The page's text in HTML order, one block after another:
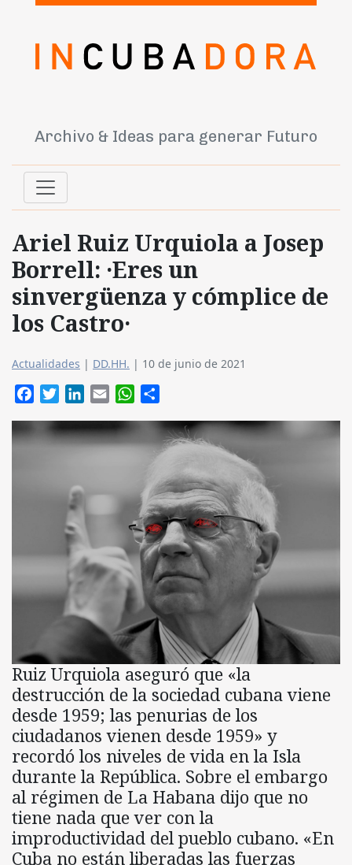
Archivo & Ideas para generar Futuro
Ariel Ruiz Urquiola a Josep
Borrell: ·Eres un
sinvergüenza y cómplice de
los Castro·
Actualidades | DD.HH. | 10 de junio de 2021
FacebookTwitterLinkedIn
Email WhatsApp
Ruiz Urquiola aseguró que «la
destrucción de la sociedad cubana viene
desde 1959; las penurias de los
ciudadanos vienen desde 1959» y
recordó los niveles de vida en la Isla
durante la República. Sobre el embargo
al régimen de La Habana dijo que no
tiene nada que ver con la
improductividad del pueblo cubano. «En
Cuba no están liberadas las fuerzas